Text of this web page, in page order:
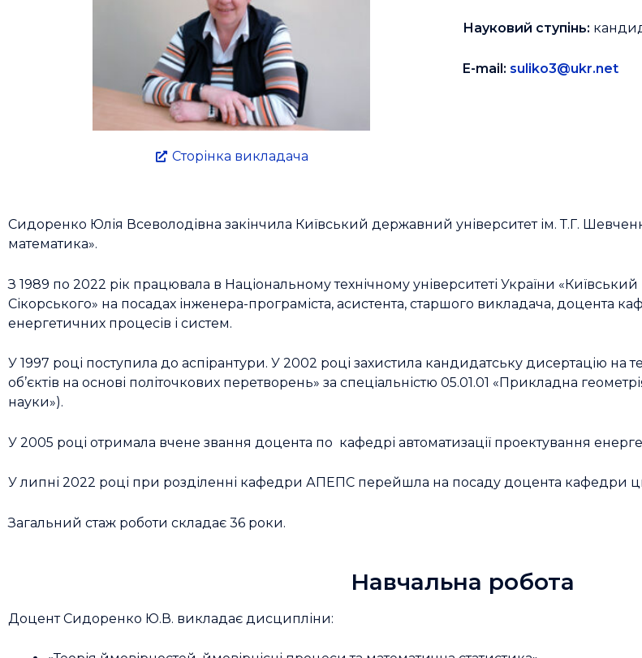
Сторінка викладача
Науковий ступінь:
E-mail: suliko3@ukr.net
Сидоренко Юлія Всеволодівна закінчила Київський державний університет ім. Т.Г.
математика».
З 1989 по 2022 рік працювала в Національному технічному університеті України «Київський
Сікорського» на посадах інженера-програміста, асистента, старшого викладача, доцента
енергетичних процесів і систем.
У 1997 році поступила до аспірантури. У 2002 році захистила кандидатську дисертацію
об’єктів на основі політочкових перетворень» за спеціальністю 05.01.01 «Прикладна
науки»).
У 2005 році отримала вчене звання доцента по кафедрі автоматизації проектування
У липні 2022 році при розділенні кафедри АПЕПС перейшла на посаду доцента кафедри
Загальний стаж роботи складає 36 роки.
Навчальна робота
Доцент Сидоренко Ю.В. викладає дисципліни: